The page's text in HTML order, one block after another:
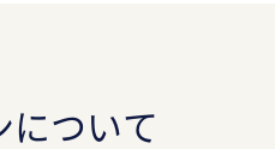
について